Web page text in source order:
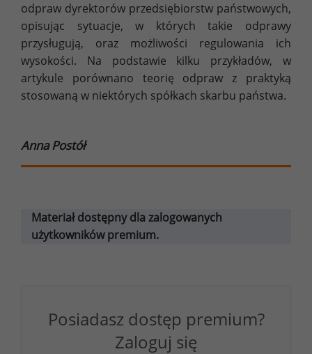
odpraw dyrektorów przedsiębiorstw państwowych,
opisując sytuacje, w których takie odprawy
przysługują, oraz możliwości regulowania ich
wysokości. Na podstawie kilku przykładów, w
artykule porównano teorię odpraw z praktyką
stosowaną w niektórych spółkach skarbu państwa.
Anna Postół
Materiał dostępny dla zalogowanych
użytkowników premium.
Posiadasz dostęp premium?
Zaloguj się